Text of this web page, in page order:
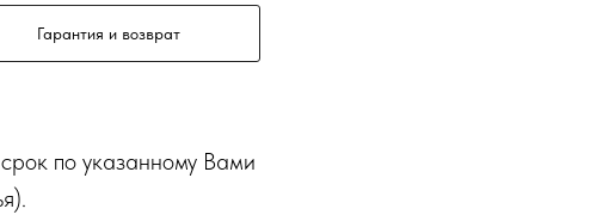
Гарантия и возврат
по указанному Вами